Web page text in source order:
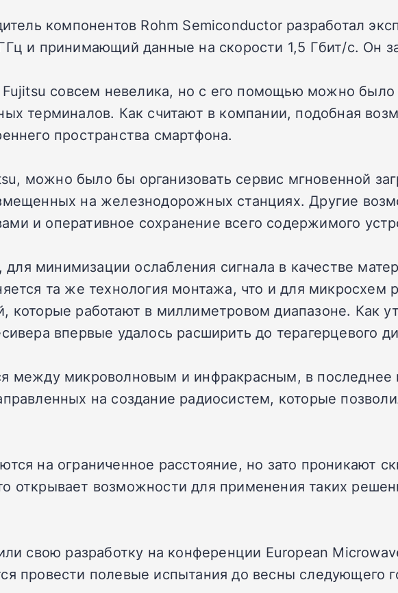
компонентов Rohm Semiconductor разработал
и принимающий данные на скорости 1,5 Гбит/с. Он
Fujitsu совсем невелика, но с его помощью можно
терминалов. Как считают в компании, подобная
пространства смартфона.
можно было бы организовать сервис мгновенной
на железнодорожных станциях. Другие
и оперативное сохранение всего содержимого
минимизации ослабления сигнала в качестве
та же технология монтажа, что и для микросхем
которые работают в миллиметровом диапазоне. Как
впервые удалось расширить до терагерцевого
между микроволновым и инфракрасным, в последнее
на создание радиосистем, которые
на ограниченное расстояние, но зато проникают
открывает возможности для применения таких
свою разработку на конференции European
провести полевые испытания до весны следующего